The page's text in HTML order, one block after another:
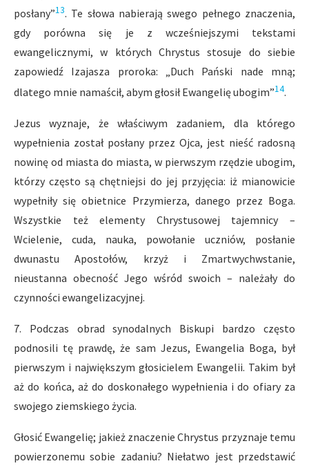
posłany”13. Te słowa nabierają swego pełnego znaczenia,
gdy porówna się je z wcześniejszymi tekstami
ewangelicznymi, w których Chrystus stosuje do siebie
zapowiedź Izajasza proroka: „Duch Pański nade mną;
dlatego mnie namaścił, abym głosił Ewangelię ubogim”14.
Jezus wyznaje, że właściwym zadaniem, dla którego
wypełnienia został posłany przez Ojca, jest nieść radosną
nowinę od miasta do miasta, w pierwszym rzędzie ubogim,
którzy często są chętniejsi do jej przyjęcia: iż mianowicie
wypełniły się obietnice Przymierza, danego przez Boga.
Wszystkie też elementy Chrystusowej tajemnicy –
Wcielenie, cuda, nauka, powołanie uczniów, posłanie
dwunastu Apostołów, krzyż i Zmartwychwstanie,
nieustanna obecność Jego wśród swoich – należały do
czynności ewangelizacyjnej.
7. Podczas obrad synodalnych Biskupi bardzo często
podnosili tę prawdę, że sam Jezus, Ewangelia Boga, był
pierwszym i największym głosicielem Ewangelii. Takim był
aż do końca, aż do doskonałego wypełnienia i do ofiary za
swojego ziemskiego życia.
Głosić Ewangelię; jakież znaczenie Chrystus przyznaje temu
powierzonemu sobie zadaniu? Niełatwo jest przedstawić